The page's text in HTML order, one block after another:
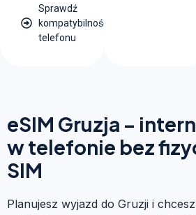
Sprawdź
kompatybilność
telefonu
eSIM Gruzja –
w telefonie bez
SIM
Planujesz wyjazd do Gruzji i